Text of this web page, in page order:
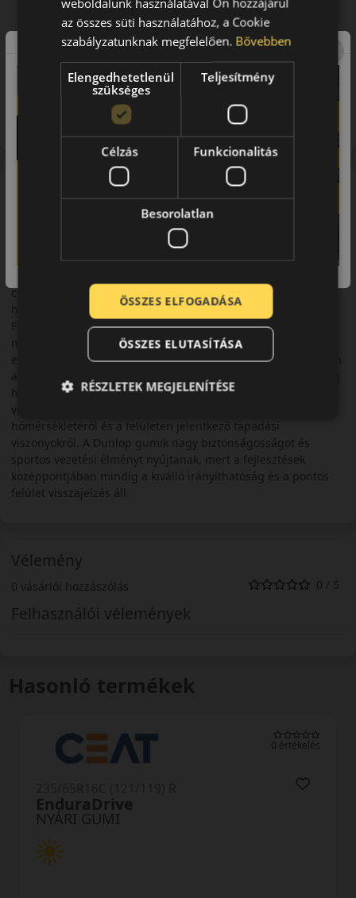
A Dunlop prémium kategóriás márka, a Goodyear-Dunlop
csoport névadó tagja. Míg a Goodyear a csendes, komfortos
gumit preferáló- , addig a Dunlop a fiatalos, sportosan vezető
csúcstechnológiát állítják a gumigyártás szolgálatába úgy,
hogy abból az élmény-autózás kellékei szülessenek.
Fejlesztéseinek középpontjában a sport-szedánok és
nagyméretű, felső kategóriás limuzinok, SUV-k gumiabroncs-
ellátása áll. A Dunlop fejlesztési filozófiájának középpontjában
a magas irányíthatóság és a pontos visszajelzés áll. Nem elég
hogyha az abroncs jól követi az utasításokat, pontos
visszajelzést is kell nyújtania az út minőségéről,
hőmérsékletéről és a felületen jelentkező tapadási
viszonyokról. A Dunlop gumik nagy biztonságosságot és
sportos vezetési élményt nyújtanak, mert a fejlesztések
középpontjában mindíg a kiválló irányíthatóság és a pontos
felület visszajelzés áll.
Vélemény
0 vásárlói hozzászólás 0 / 5
Felhasználói vélemények
Figyelem a feltüntetett címke adatok tájékoztató
jellegűek. Előfordulhat, hogy még a korábbi EU-s címkével
ellátott abroncs kerül kiszállításra.
Hasonló termékek
0 értékelés
NYÁRI GUMI
EnduraDrive
az összes süti használatához, a Cookie
szabályzatunknak megfelelően. Bővebben
Elengedhetetlenül
szükséges
Teljesítmény
Célzás Funkcionalitás
Besorolatlan
ÖSSZES ELFOGADÁSA
ÖSSZES ELUTASÍTÁSA
RÉSZLETEK MEGJELENÍTÉSE